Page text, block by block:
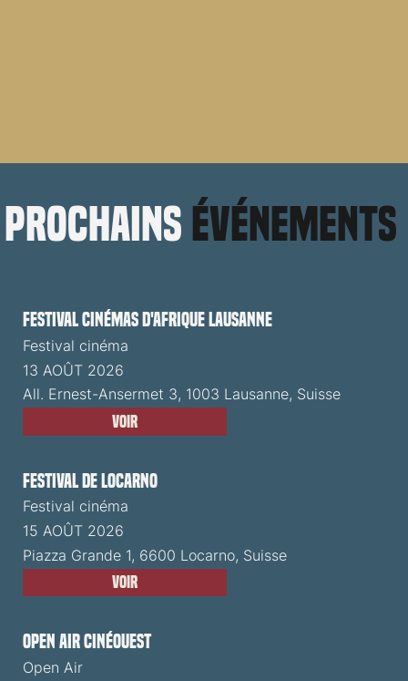
prochains événements
Festival cinémas d'Afrique Lausanne
Festival cinéma
13 AOÛT 2026
All. Ernest-Ansermet 3, 1003 Lausanne, Suisse
Voir
Festival de Locarno
Festival cinéma
15 AOÛT 2026
Piazza Grande 1, 6600 Locarno, Suisse
Voir
Open Air CinéOuest
Open Air